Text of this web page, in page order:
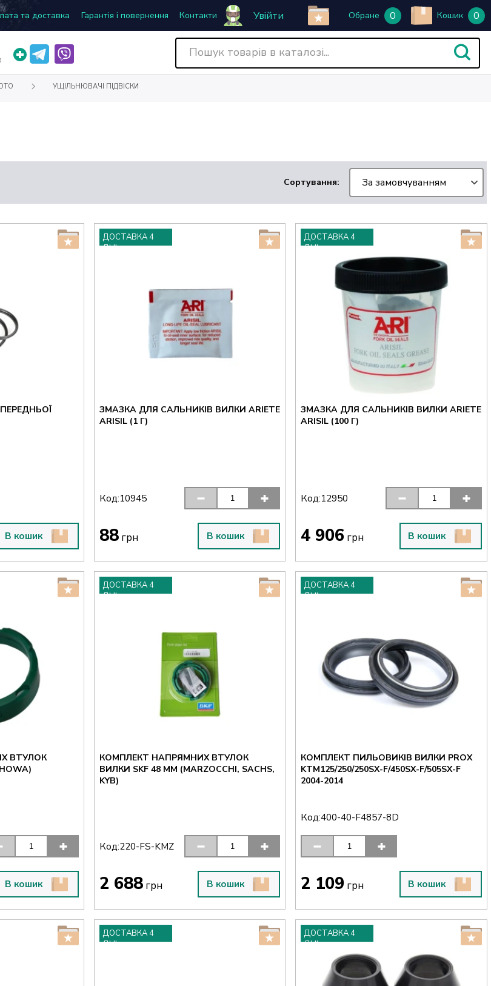
та доставка Гарантія і повернення Контакти Увійти Обране 0 Кошик 0
УЩІЛЬНЮВАЧІ ПІДВІСКИ
Сортування: За замовчуванням
В кошик
ДОСТАВКА 4
ДНІ
ЗМАЗКА ДЛЯ САЛЬНИКІВ ВИЛКИ ARIETE
ARISIL (1 Г)
Код:10945
88грн В кошик
ДОСТАВКА 4
ДНІ
ЗМАЗКА ДЛЯ САЛЬНИКІВ ВИЛКИ ARIETE
ARISIL (100 Г)
Код:12950
4 906 грн В кошик
ВТУЛОК
В кошик
ДОСТАВКА 4
ДНІ
КОМПЛЕКТ НАПРЯМНИХ ВТУЛОК
ВИЛКИ SKF 48 ММ (MARZOCCHI, SACHS,
KYB)
Код:220-FS-KMZ
2 688грн В кошик
ДОСТАВКА 4
ДНІ
КОМПЛЕКТ ПИЛЬОВИКІВ ВИЛКИ PROX
KTM125/250/250SX-F/450SX-F/505SX-F
2004-2014
Код:400-40-F4857-8D
2 109 грн В кошик
ДОСТАВКА 4
ДНІ
ДОСТАВКА 4
ДНІ